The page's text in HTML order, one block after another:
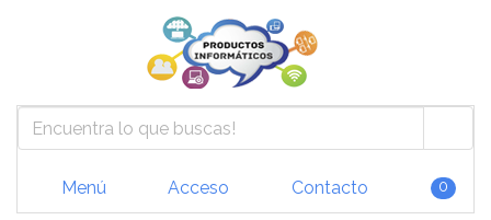
Menú Acceso Contacto 0